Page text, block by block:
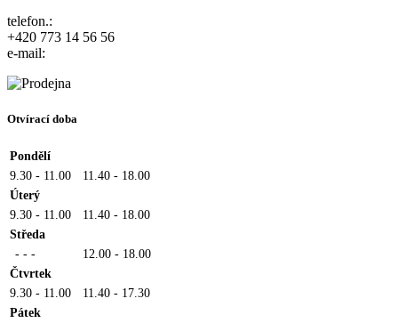
telefon.:
+420 773 14 56 56
e-mail:
Otvírací doba
Pondělí
9.30 - 11.00
11.40 - 18.00
Úterý
9.30 - 11.00
11.40 - 18.00
Středa
- - -
12.00 - 18.00
Čtvrtek
9.30 - 11.00
11.40 - 17.30
Pátek